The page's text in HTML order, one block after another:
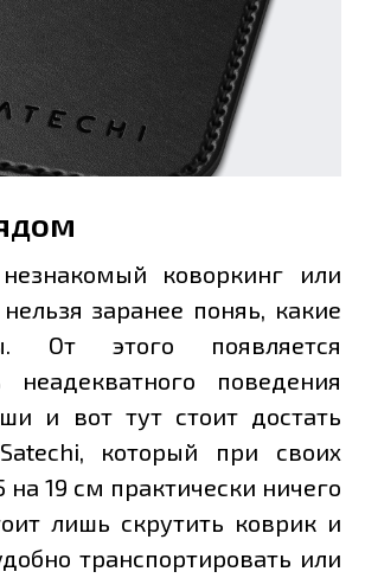
коворкинг или
заранее поняь, какие
От этого появляется
неадекватного поведения
и вот тут стоит достать
который при своих
на 19 см практически ничего
лишь скрутить коврик и
транспортировать или